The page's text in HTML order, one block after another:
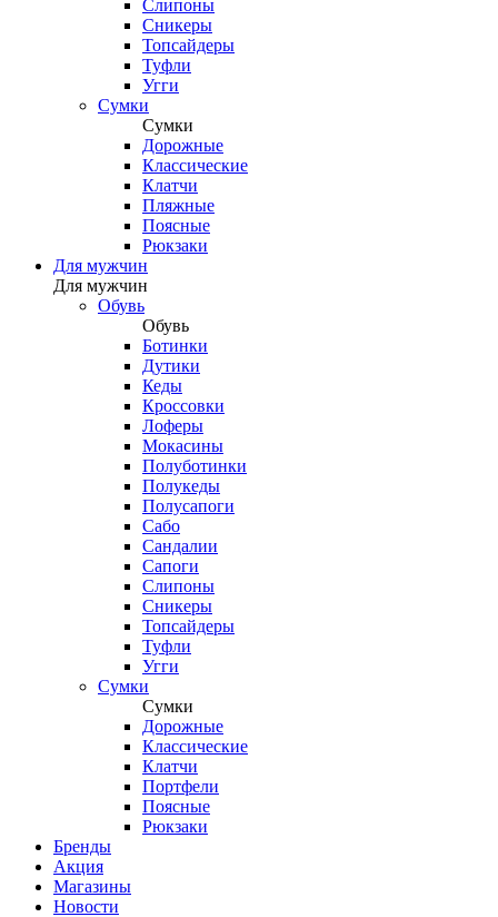
Слипоны
Сникеры
Топсайдеры
Туфли
Угги
Сумки
Сумки
Дорожные
Классические
Клатчи
Пляжные
Поясные
Рюкзаки
Для мужчин
Для мужчин
Обувь
Обувь
Ботинки
Дутики
Кеды
Кроссовки
Лоферы
Мокасины
Полуботинки
Полукеды
Полусапоги
Сабо
Сандалии
Сапоги
Слипоны
Сникеры
Топсайдеры
Туфли
Угги
Сумки
Сумки
Дорожные
Классические
Клатчи
Портфели
Поясные
Рюкзаки
Бренды
Акция
Магазины
Новости